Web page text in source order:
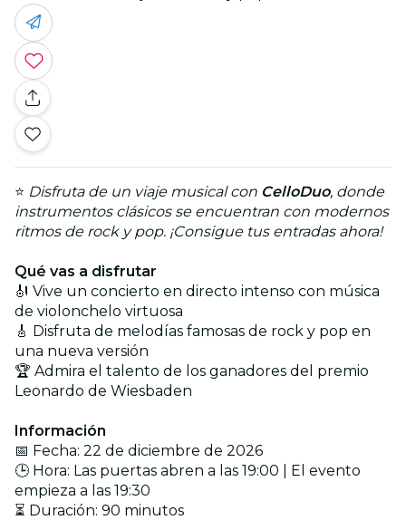
⭐ Disfruta de un viaje musical con CelloDuo, donde
instrumentos clásicos se encuentran con modernos
ritmos de rock y pop. ¡Consigue tus entradas ahora!
Qué vas a disfrutar
🎻 Vive un concierto en directo intenso con música
de violonchelo virtuosa
🎸 Disfruta de melodías famosas de rock y pop en
una nueva versión
🏆 Admira el talento de los ganadores del premio
Leonardo de Wiesbaden
Información
📅 Fecha: 22 de diciembre de 2026
🕒 Hora: Las puertas abren a las 19:00 | El evento
empieza a las 19:30
⏳ Duración: 90 minutos